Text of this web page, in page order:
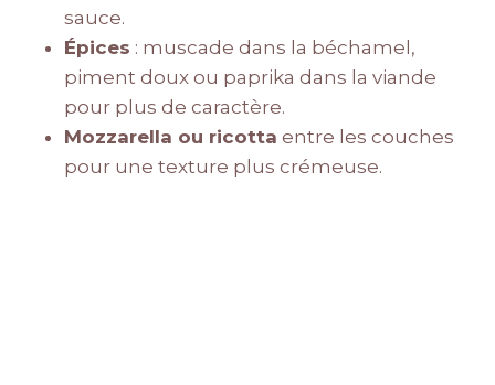
sauce.
Épices : muscade dans la béchamel,
piment doux ou paprika dans la viande
pour plus de caractère.
Mozzarella ou ricotta entre les couches
pour une texture plus crémeuse.